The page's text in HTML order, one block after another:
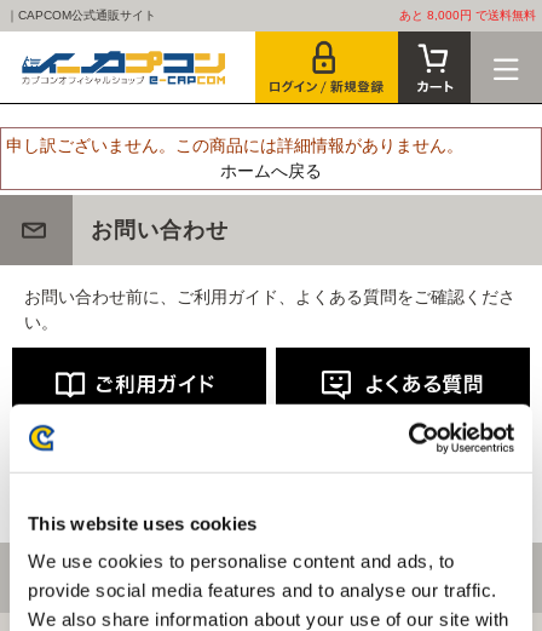
This website uses cookies
We use cookies to personalise content and ads, to
provide social media features and to analyse our traffic.
We also share information about your use of our site with
｜CAPCOM公式通販サイト あと 8,000円 で送料無料
申し訳ございません。この商品には詳細情報がありません。
ホームへ戻る
お問い合わせ
お問い合わせ前に、ご利用ガイド、よくある質問をご確認くださ
い。
ご利用情報